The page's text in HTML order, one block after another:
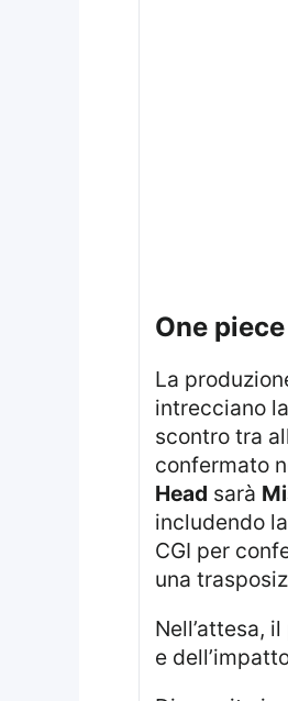
one
la
intrecciano
scontro tra
confermato
Head sarà
includendo
CGI per
una
nell’attesa, il pubblico può contare su contenuti promozionali e trailer che anticipano l’evoluzione della sceneggiatura
e